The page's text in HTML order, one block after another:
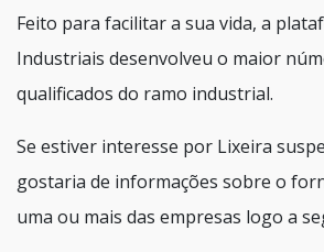
Feito para facilitar a sua vida, a
Industriais desenvolveu o maior
qualificados do ramo industrial.
Se estiver interesse por Lixeira
gostaria de informações sobre o
uma ou mais das empresas logo a